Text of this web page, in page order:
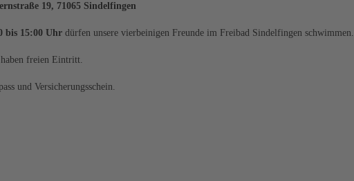
19, 71065 Sindelfingen
bis 15:00 Uhr dürfen unsere vierbeinigen Freunde im Freibad Sindelfingen schwimmen.
freien Eintritt.
und Versicherungsschein.